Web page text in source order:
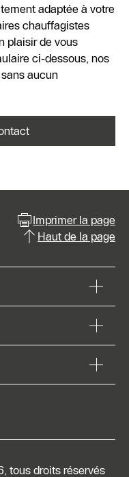
adaptée à votre
chauffagistes
plaisir de vous
ci-dessous, nos
aucun
Imprimer la page
Haut de la page
tous droits réservés